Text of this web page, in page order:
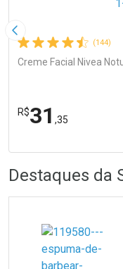
Imagem Anterior
(144)
Creme Facial Nivea
R$31 ,35
Laboratório
Por Menos
Destaques da